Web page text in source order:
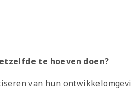
te hoeven doen?
van hun